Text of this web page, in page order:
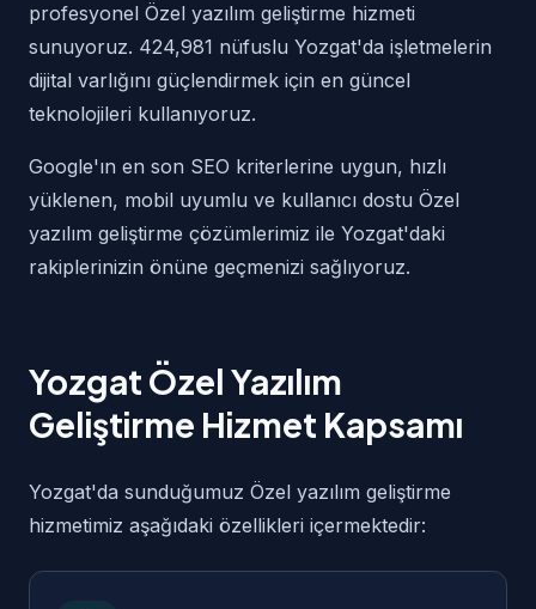
profesyonel Özel yazılım geliştirme hizmeti
sunuyoruz. 424,981 nüfuslu Yozgat'da işletmelerin
dijital varlığını güçlendirmek için en güncel
teknolojileri kullanıyoruz.
Google'ın en son SEO kriterlerine uygun, hızlı
yüklenen, mobil uyumlu ve kullanıcı dostu Özel
yazılım geliştirme çözümlerimiz ile Yozgat'daki
rakiplerinizin önüne geçmenizi sağlıyoruz.
Yozgat Özel Yazılım
Geliştirme Hizmet Kapsamı
Yozgat'da sunduğumuz Özel yazılım geliştirme
hizmetimiz aşağıdaki özellikleri içermektedir: